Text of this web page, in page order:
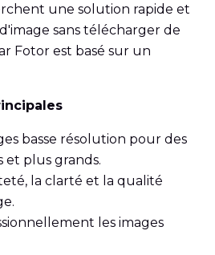
une solution rapide et
sans télécharger de
Fotor est basé sur un
basse résolution pour des
et plus grands.
la clarté et la qualité
les images